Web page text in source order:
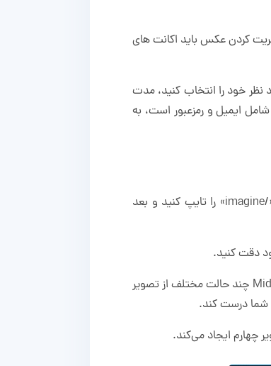
کردن عکس باید اکانت های
نظر خود را انتخاب کنید، مدت
شامل ایمیل و رمزعبور است، به
برای ساخت تصاویر باید از دستوراتی که به اصطلاح به آن‌ها پرامپت می‌گویند، استفاده کنید. برای شروع دستور باید عبارت «/imagine» را تایپ کنید و بعد
دقت کنید.
کمی منتظر بمانید تا تصویر مورد نظر بر اساس توضیحات داده شده ساخته شود؛ بعد از اتمام پردازش، هوش مصنوعی Midjourney چند حالت مختلف از تصویر